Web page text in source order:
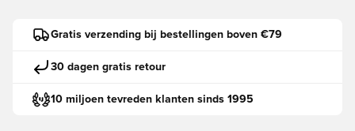
Gratis verzending bij bestellingen boven €79
30 dagen gratis retour
10 miljoen tevreden klanten sinds 1995